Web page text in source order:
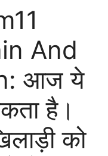
And
आज ये
है।
को